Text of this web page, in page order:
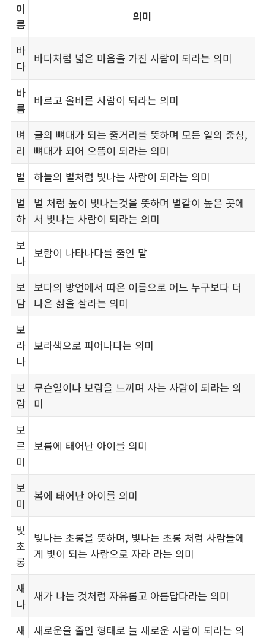
이
름
의미
바
다
바다처럼 넓은 마음을 가진 사람이 되라는 의미
바
름
바르고 올바른 사람이 되라는 의미
벼
리
글의 뼈대가 되는 줄거리를 뜻하며 모든 일의 중심,
뼈대가 되어 으뜸이 되라는 의미
별
하늘의 별처럼 빛나는 사람이 되라는 의미
별
하
별 처럼 높이 빛나는것을 뜻하며 별같이 높은 곳에
서 빛나는 사람이 되라는 의미
보
나
보람이 나타나다를 줄인 말
보
담
보다의 방언에서 따온 이름으로 어느 누구보다 더
나은 삶을 살라는 의미
보
라
나
보라색으로 피어나다는 의미
보
람
무슨일이나 보람을 느끼며 사는 사람이 되라는 의
미
보
르
미
보름에 태어난 아이를 의미
보
미
봄에 태어난 아이를 의미
빛
초
롱
빛나는 초롱을 뜻하며, 빛나는 초롱 처럼 사람들에
게 빛이 되는 사람으로 자라 라는 의미
새
나
새가 나는 것처럼 자유롭고 아름답다라는 의미
새
새로운을 줄인 형태로 늘 새로운 사람이 되라는 의